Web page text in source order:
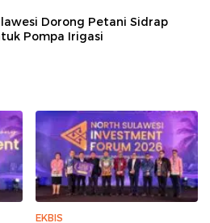
Dorong Petani Sidrap
Pompa Irigasi
EKBIS